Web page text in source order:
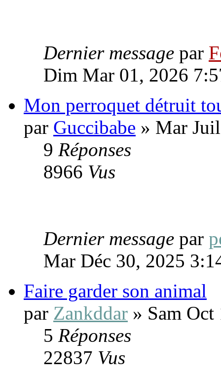
Dernier message par
Dim Mar 01, 2026
Mon perroquet détruit
par Guccibabe » Mar
9 Réponses
8966 Vus
Dernier message par
Mar Déc 30, 2025
Faire garder son animal
par Zankddar » Sam
5 Réponses
22837 Vus